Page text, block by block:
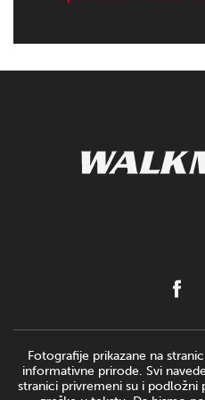
Fotografije prikazane na
informativne prirode. Svi
stranici privremeni su i podložni